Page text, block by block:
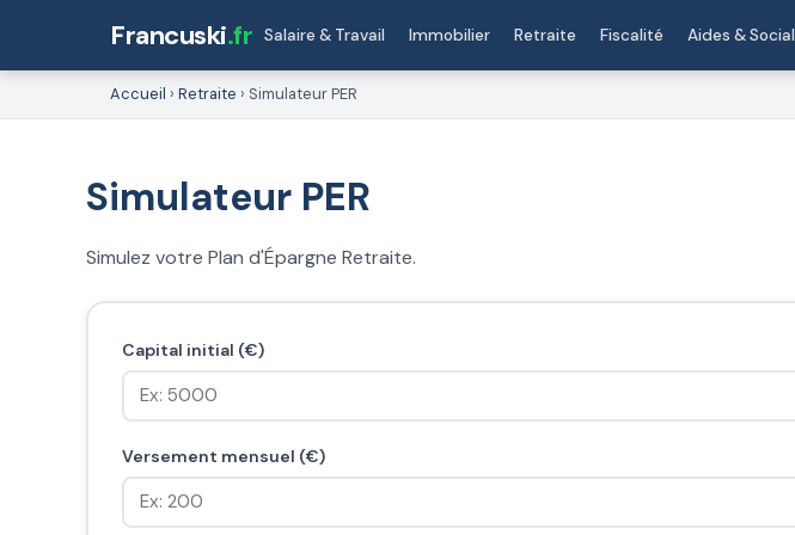
Francuski.fr Salaire & Travail Immobilier Retraite Fiscalité Aides & Social
Accueil › Retraite › Simulateur PER
Simulateur PER
Simulez votre Plan d'Épargne Retraite.
Capital initial (€)
Versement mensuel (€)